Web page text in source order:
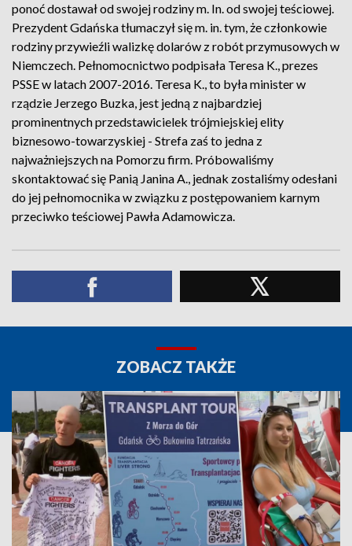
ponoć dostawał od swojej rodziny m. In. od swojej teściowej.
Prezydent Gdańska tłumaczył się m. in. tym, że członkowie
rodziny przywieźli walizkę dolarów z robót przymusowych w
Niemczech. Pełnomocnictwo podpisała Teresa K., prezes
PSSE w latach 2007-2016. Teresa K., to była minister w
rządzie Jerzego Buzka, jest jedną z najbardziej
prominentnych przedstawicielek trójmiejskiej elity
biznesowo-towarzyskiej - Strefa zaś to jedna z
najważniejszych na Pomorzu firm. Próbowaliśmy
skontaktować się Panią Janina A., jednak zostaliśmy odesłani
do jej pełnomocnika w związku z postępowaniem karnym
przeciwko teściowej Pawła Adamowicza.
ZOBACZ TAKŻE